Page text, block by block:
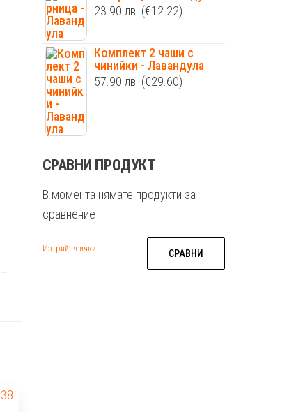
23.90 лв. (€12.22)
Комплект 2 чаши с
чинийки - Лавандула
57.90 лв. (€29.60)
СРАВНИ ПРОДУКТ
В момента нямате продукти за
сравнение
Изтрий всички СРАВНИ